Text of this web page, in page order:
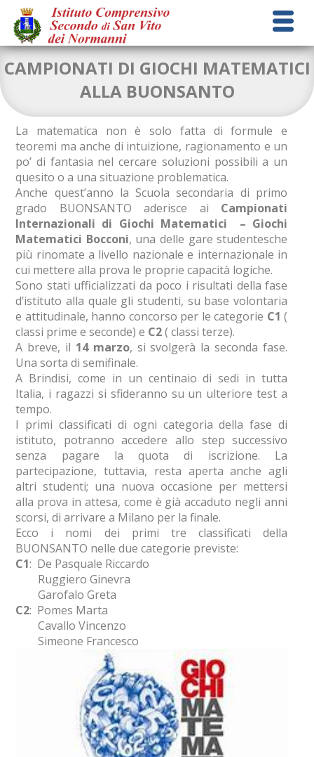
CAMPIONATI DI GIOCHI MATEMATICI
ALLA BUONSANTO
La matematica non è solo fatta di formule e
teoremi ma anche di intuizione, ragionamento e un
po’ di fantasia nel cercare soluzioni possibili a un
quesito o a una situazione problematica.
Anche quest’anno la Scuola secondaria di primo
grado BUONSANTO aderisce ai Campionati
Internazionali di Giochi Matematici – Giochi
Matematici Bocconi, una delle gare studentesche
più rinomate a livello nazionale e internazionale in
cui mettere alla prova le proprie capacità logiche.
Sono stati ufficializzati da poco i risultati della fase
d’istituto alla quale gli studenti, su base volontaria
e attitudinale, hanno concorso per le categorie C1 (
classi prime e seconde) e C2( classi terze).
A breve, il 14 marzo, si svolgerà la seconda fase.
Una sorta di semifinale.
A Brindisi, come in un centinaio di sedi in tutta
Italia, i ragazzi si sfideranno su un ulteriore test a
tempo.
I primi classificati di ogni categoria della fase di
istituto, potranno accedere allo step successivo
senza pagare la quota di iscrizione. La
partecipazione, tuttavia, resta aperta anche agli
altri studenti; una nuova occasione per mettersi
alla prova in attesa, come è già accaduto negli anni
scorsi, di arrivare a Milano per la finale.
Ecco i nomi dei primi tre classificati della
BUONSANTO nelle due categorie previste:
C1: De Pasquale Riccardo
Ruggiero Ginevra
Garofalo Greta
C2: Pomes Marta
Cavallo Vincenzo
Simeone Francesco